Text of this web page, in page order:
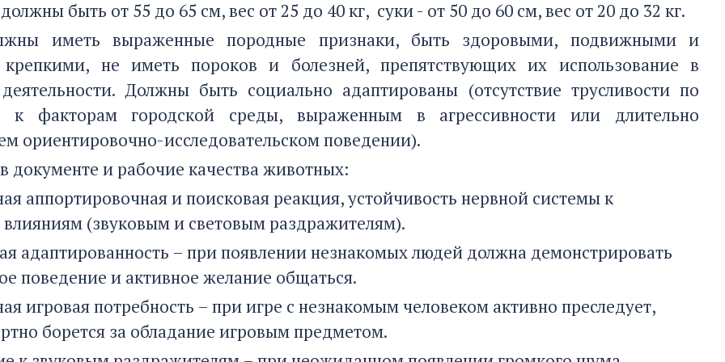
быть от 55 до 65 см, вес от 25 до 40 кг, суки - от 50 до 60 см, вес от 20 до 32 кг.
иметь выраженные породные признаки, быть здоровыми, подвижными и
не иметь пороков и болезней, препятствующих их использование в
Должны быть социально адаптированы (отсутствие трусливости по
к факторам городской среды, выраженным в агрессивности или длительно
ориентировочно-исследовательском поведении).
документе и рабочие качества животных:
аппортировочная и поисковая реакция, устойчивость нервной системы к
влияниям (звуковым и световым раздражителям).
адаптированность – при появлении незнакомых людей должна демонстрировать
поведение и активное желание общаться.
игровая потребность – при игре с незнакомым человеком активно преследует,
борется за обладание игровым предметом.